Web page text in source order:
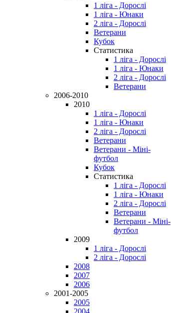
1 ліга - Дорослі
1 ліга - Юнаки
2 ліга - Дорослі
Ветерани
Кубок
Статистика
1 ліга - Дорослі
1 ліга - Юнаки
2 ліга - Дорослі
Ветерани
2006-2010
2010
1 ліга - Дорослі
1 ліга - Юнаки
2 ліга - Дорослі
Ветерани
Ветерани - Міні-
футбол
Кубок
Статистика
1 ліга - Дорослі
1 ліга - Юнаки
2 ліга - Дорослі
Ветерани
Ветерани - Міні-
футбол
2009
1 ліга - Дорослі
2 ліга - Дорослі
2008
2007
2006
2001-2005
2005
2004